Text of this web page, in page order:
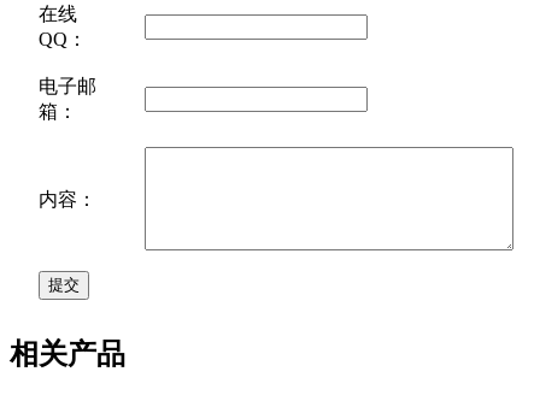
在线
QQ：
电子邮
箱：
内容：
相关产品